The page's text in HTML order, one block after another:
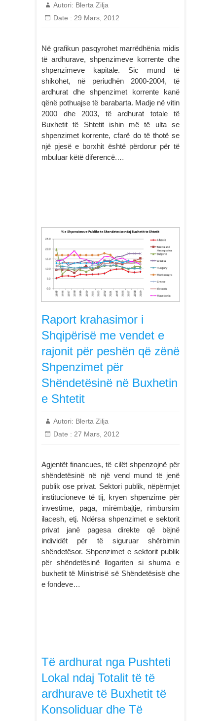
Autori: Blerta Zilja
Date : 29 Mars, 2012
Në grafikun pasqyrohet marrëdhënia midis
të ardhurave, shpenzimeve korrente dhe
shpenzimeve kapitale. Sic mund të
shikohet, në periudhën 2000-2004, të
ardhurat dhe shpenzimet korrente kanë
qënë pothuajse të barabarta. Madje në vitin
2000 dhe 2003, të ardhurat totale të
Buxhetit të Shtetit ishin më të ulta se
shpenzimet korrente, cfarë do të thotë se
një pjesë e borxhit është përdorur për të
mbuluar këtë diferencë.…
Raport krahasimor i
Shqipërisë me vendet e
rajonit për peshën që zënë
Shpenzimet për
Shëndetësinë në Buxhetin
e Shtetit
Autori: Blerta Zilja
Date : 27 Mars, 2012
Agjentët financues, të cilët shpenzojnë për
shëndetësinë në një vend mund të jenë
publik ose privat. Sektori publik, nëpërmjet
institucioneve të tij, kryen shpenzime për
investime, paga, mirëmbajtje, rimbursim
ilacesh, etj. Ndërsa shpenzimet e sektorit
privat janë pagesa direkte që bëjnë
individët për të siguruar shërbimin
shëndetësor. Shpenzimet e sektorit publik
për shëndetësinë llogariten si shuma e
buxhetit të Ministrisë së Shëndetësisë dhe
e fondeve…
Të ardhurat nga Pushteti
Lokal ndaj Totalit të të
ardhurave të Buxhetit të
Konsoliduar dhe Të